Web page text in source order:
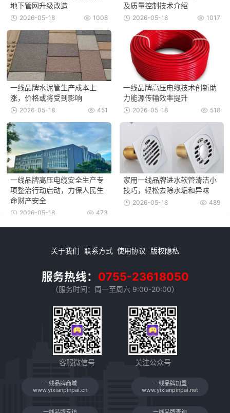
地下管网升级改造
1008
2026-05-18
及质量控制技术介绍
1017
2026-05-18
一线品牌水泥管生产成本上
涨，价格或将受到影响
451
2026-05-18
一线品牌高压电缆技术创新助
力能源传输效率提升
518
2026-05-18
一线品牌高压电缆安全生产专
项整治行动启动，力保人民生
命财产安全
473
2026-05-18
家用一线品牌进水软管清洁小
技巧，轻松去除水垢和异味
489
2026-05-18
关于我们 联系方式 使用协议 版权隐私
服务热线： 0755-23618050
（服务时间：周一至周六 9:00-20:00）
客服微信号 关注公众号
一线品牌商城
www.yixianpinpai.cn
一线品牌加盟
www.yixianpinpai.net